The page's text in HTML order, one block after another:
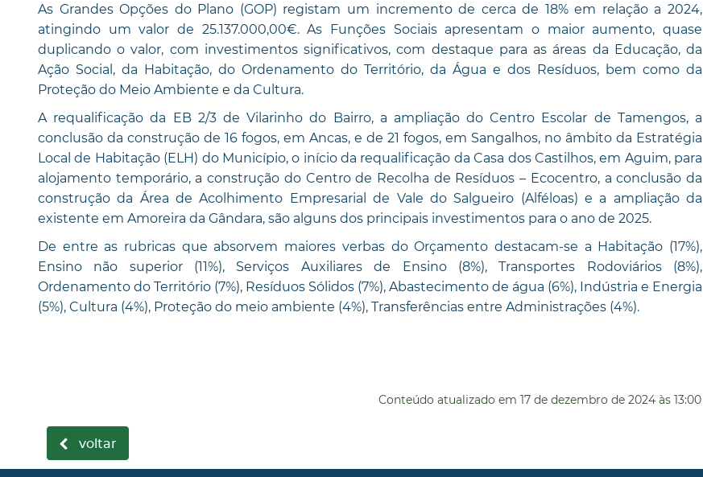
As Grandes Opções do Plano (GOP) registam um incremento de cerca de 18% em relação a 2024,
atingindo um valor de 25.137.000,00€. As Funções Sociais apresentam o maior aumento, quase
duplicando o valor, com investimentos significativos, com destaque para as áreas da Educação, da
Ação Social, da Habitação, do Ordenamento do Território, da Água e dos Resíduos, bem como da
Proteção do Meio Ambiente e da Cultura.
A requalificação da EB 2/3 de Vilarinho do Bairro, a ampliação do Centro Escolar de Tamengos, a
conclusão da construção de 16 fogos, em Ancas, e de 21 fogos, em Sangalhos, no âmbito da Estratégia
Local de Habitação (ELH) do Município, o início da requalificação da Casa dos Castilhos, em Aguim, para
alojamento temporário, a construção do Centro de Recolha de Resíduos – Ecocentro, a conclusão da
construção da Área de Acolhimento Empresarial de Vale do Salgueiro (Alféloas) e a ampliação da
existente em Amoreira da Gândara, são alguns dos principais investimentos para o ano de 2025.
De entre as rubricas que absorvem maiores verbas do Orçamento destacam-se a Habitação (17%),
Ensino não superior (11%), Serviços Auxiliares de Ensino (8%), Transportes Rodoviários (8%),
Ordenamento do Território (7%), Resíduos Sólidos (7%), Abastecimento de água (6%), Indústria e Energia
(5%), Cultura (4%), Proteção do meio ambiente (4%), Transferências entre Administrações (4%).
Conteúdo atualizado em 17 de dezembro de 2024 às 13:00
voltar